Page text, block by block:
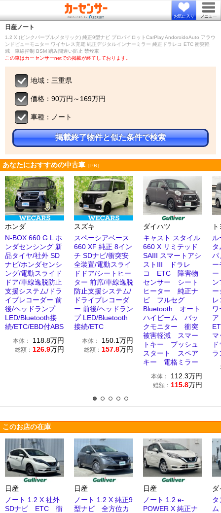
お気に入り メニュー
日産ノート
1.2 X (ピンクパープルメタリック) 純正9型ナビ プロパイロットCarPlay AndoroidoAuto アラウ
ンドビューモニター ワイヤレス充電 純正デジタルインナーミラー 純正ドラレコ ETC 衝突軽
減 車線抑制 BSM 踏み間違い防止 禁煙車
この車はカーセンサーnetでの掲載が終了しております。
地域：三重県
価格：90万円～169万円
車種：ノート
掲載終了物件と似た条件で検索
あなたにおすすめの中古車 ［PR］
ホンダ
N-BOX 660 G L ホ
ンダセンシング 新
品タイヤ/社外 SD
ナビ/ホンダセンシ
ング/電動スライド
ドア/車線逸脱防止
支援システム/ドラ
イブレコーダー 前
後/ヘッドランプ
LED/Bluetooth接
続/ETC/EBD付ABS
本体： 118.8万円
総額： 126.9万円
スズキ
スペーシアベース
660 XF 純正 8イン
チ SDナビ/衝突安
全装置/電動スライ
ドドア/シートヒー
ター 前席/車線逸脱
防止支援システム/
ドライブレコーダ
ー 前後/ヘッドラン
プ LED/Bluetooth
接続/ETC
本体： 150.1万円
総額： 157.8万円
ダイハツ
キャスト スタイル
660 X リミテッド
SAIII スマートアシ
ストIII ドラレ
コ ETC 障害物
センサー シート
ヒーター 純正ナ
ビ フルセグ
Bluetooth オート
ハイビーム バッ
クモニター 衝突
被害軽減 スマー
トキー プッシュ
スタート スペア
キー 電格ミラー
本体： 112.3万円
総額： 115.8万円
パ
ー
ワ
ラ
このお店の在庫
日産
ノート 1.2 X 社外
SDナビ ETC 衝
日産
ノート 1.2 X 純正9
型ナビ 全方位カ
日産
ノート 1.2 e-
POWER X 純正ナ